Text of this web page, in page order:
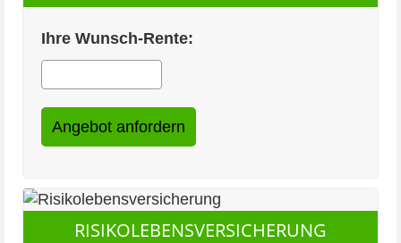
Ihre Wunsch-Rente:
RISIKOLEBENSVERSICHERUNG